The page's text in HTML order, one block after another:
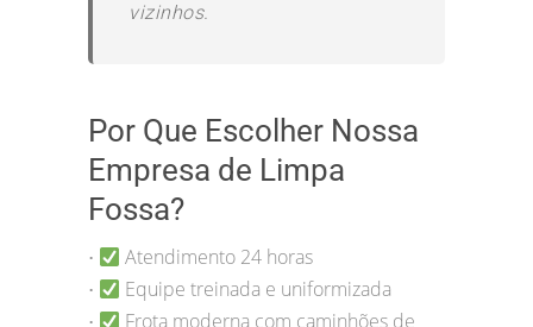
vizinhos.
Por Que Escolher Nossa
Empresa de Limpa
Fossa?
• Atendimento 24 horas
• Equipe treinada e uniformizada
•
Frota moderna com caminhões de